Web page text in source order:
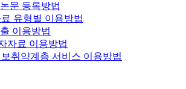
문 등록방법
료 유형별 이용방법
이용방법
자료 이용방법
보취약계층 서비스 이용방법